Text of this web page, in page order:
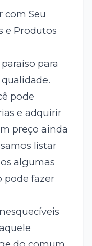
com Seu
e Produtos
para
pode
e adquirir
preço ainda
listar
algumas
pode fazer